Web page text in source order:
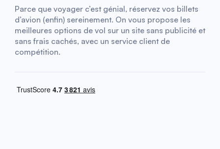
Parce que voyager c’est génial, réservez vos billets
d’avion (enfin) sereinement. On vous propose les
meilleures options de vol sur un site sans publicité et
sans frais cachés, avec un service client de
compétition.